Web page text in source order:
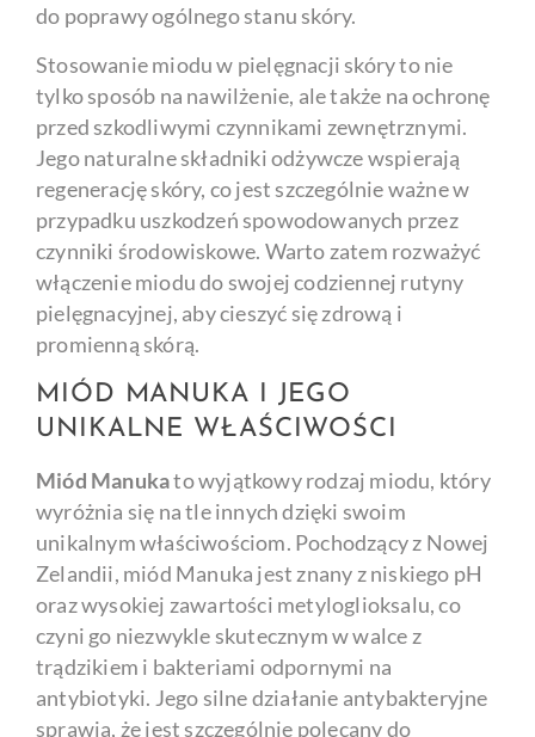
do poprawy ogólnego stanu skóry.
Stosowanie miodu w pielęgnacji skóry to nie
tylko sposób na nawilżenie, ale także na ochronę
przed szkodliwymi czynnikami zewnętrznymi.
Jego naturalne składniki odżywcze wspierają
regenerację skóry, co jest szczególnie ważne w
przypadku uszkodzeń spowodowanych przez
czynniki środowiskowe. Warto zatem rozważyć
włączenie miodu do swojej codziennej rutyny
pielęgnacyjnej, aby cieszyć się zdrową i
promienną skórą.
MIÓD MANUKA I JEGO
UNIKALNE WŁAŚCIWOŚCI
Miód Manukato wyjątkowy rodzaj miodu, który
wyróżnia się na tle innych dzięki swoim
unikalnym właściwościom. Pochodzący z Nowej
Zelandii, miód Manuka jest znany z niskiego pH
oraz wysokiej zawartości metyloglioksalu, co
czyni go niezwykle skutecznym w walce z
trądzikiem i bakteriami odpornymi na
antybiotyki. Jego silne działanie antybakteryjne
sprawia, że jest szczególnie polecany do